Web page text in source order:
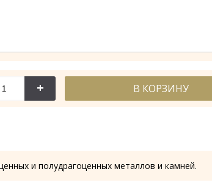
114-044 114-044А
+ В КОРЗИНУ
и полудрагоценных металлов и камней.